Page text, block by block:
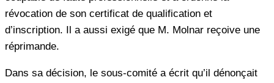
révocation de son certificat de qualification et
d’inscription. Il a aussi exigé que M. Molnar reçoive une
réprimande.
Dans sa décision, le sous-comité a écrit qu’il dénonçait